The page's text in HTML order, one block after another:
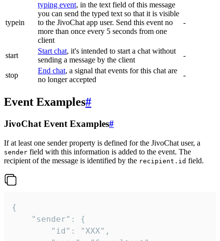
typein
typing event, in the text field of this message
you can send the typed text so that it is visible
to the JivoChat app user. Send this event no
more than once every 5 seconds from one
client
-
start
Start chat, it's intended to start a chat without
sending a message by the client
-
stop
End chat, a signal that events for this chat are
no longer accepted
-
Event Examples#
JivoChat Event Examples#
If at least one sender property is defined for the JivoChat user, a
sender field with this information is added to the event. The
recipient of the message is identified by the recipient.id field.
{